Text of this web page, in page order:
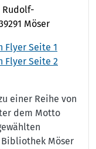
Rudolf-
Möser
Flyer Seite 1
Flyer Seite 2
einer Reihe von
dem Motto
Bibliothek Möser